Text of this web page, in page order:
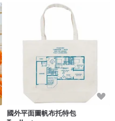
國外平面圖帆布托特包